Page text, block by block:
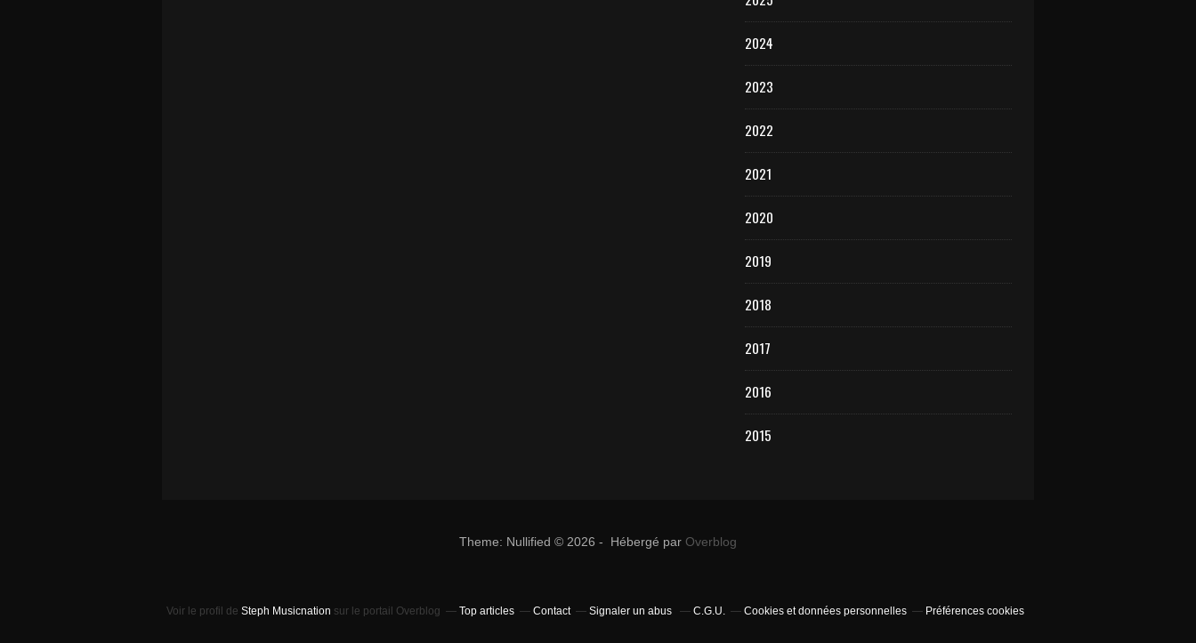
2024
2023
2022
2021
2020
2019
2018
2017
2016
2015
Theme: Nullified © 2026 - Hébergé par Overblog
Voir le profil de Steph Musicnation sur le portail Overblog Top articles Contact Signaler un abus C.G.U. Cookies et données personnelles Préférences cookies